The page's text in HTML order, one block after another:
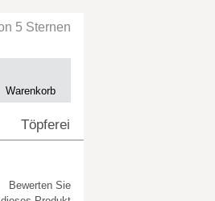
Warenkorb
Töpferei
Bewerten Sie